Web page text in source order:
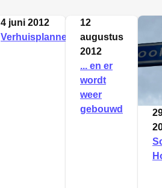
4 juni 2012
Verhuisplannen
12
augustus
2012
... en er
wordt
weer
gebouwd